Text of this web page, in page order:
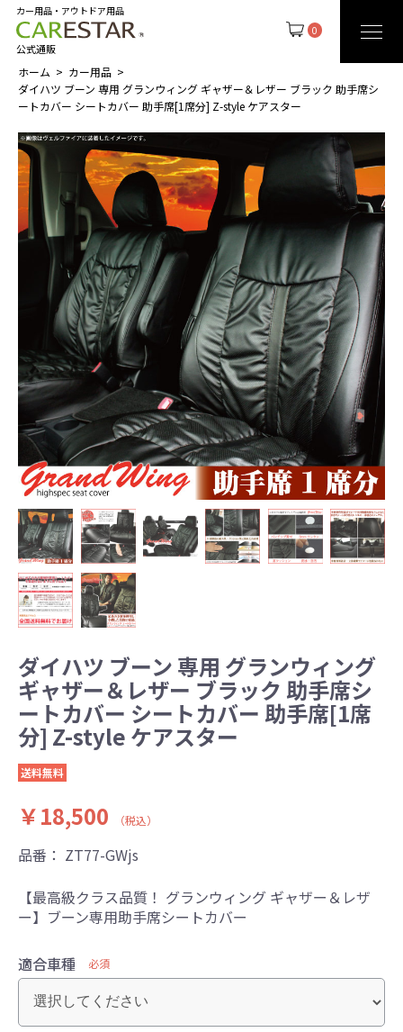
0
カー用品・アウトドア用品
公式通販
ホーム
カー用品
ダイハツ ブーン 専用 グランウィング ギャザー＆レザー ブラック 助手席シ
ートカバー シートカバー 助手席[1席分] Z-style ケアスター
ダイハツ ブーン 専用 グランウィング
ギャザー＆レザー ブラック 助手席シ
ートカバー シートカバー 助手席[1席
分] Z-style ケアスター
送料無料
￥18,500 （税込）
品番： ZT77-GWjs
【最高級クラス品質！ グランウィング ギャザー＆レザ
ー】ブーン専用助手席シートカバー
適合車種 必須